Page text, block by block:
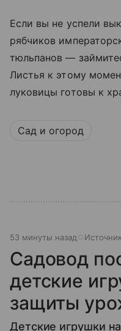
Если вы не успели
рябчиков
тюльпанов —
Листья к этому
луковицы готовы к
Сад и огород
53 минуты назад
Садовод
детские
защиты
Детские игрушки